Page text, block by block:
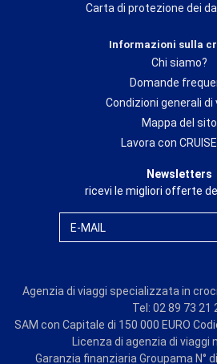
Carta di protezione dei
Informazioni sulla
Chi siamo?
Domande
Condizioni generali di
Mappa del sito
Lavora con
Newsletters
ricevi le migliori offerte
E-MAIL
Agenzia di viaggi specializzata in
Tel: 02 89 73 21
SAM con Capitale di 150 000 EURO
Licenza di agenzia di viaggi
Garanzia finanziaria Groupama N°